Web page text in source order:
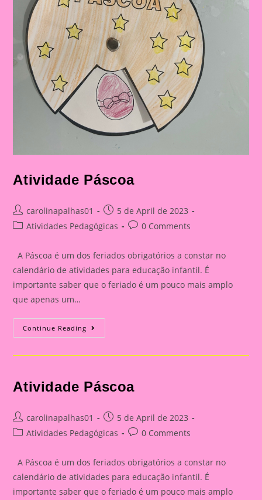
Atividade Páscoa
Post
author:
carolinapalhas01
Post
published:
5 de April de 2023
PostAtividades Pedagógicas
Post0 Comments
A Páscoa é um dos feriados obrigatórios a constar no
calendário de atividades para educação infantil. É
importante saber que o feriado é um pouco mais amplo
que apenas um…
Continue Reading Atividade
Páscoa
Atividade Páscoa
Post
author:
carolinapalhas01
Post
published:
5 de April de 2023
PostAtividades Pedagógicas
Post0 Comments
A Páscoa é um dos feriados obrigatórios a constar no
calendário de atividades para educação infantil. É
importante saber que o feriado é um pouco mais amplo